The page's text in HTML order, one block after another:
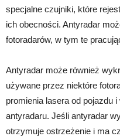
specjalne czujniki, które
ich obecności. Antyradar
fotoradarów, w tym te
Antyradar może również
używane przez niektóre
promienia lasera od pojazdu
antyradaru. Jeśli antyradar
otrzymuje ostrzeżenie i ma